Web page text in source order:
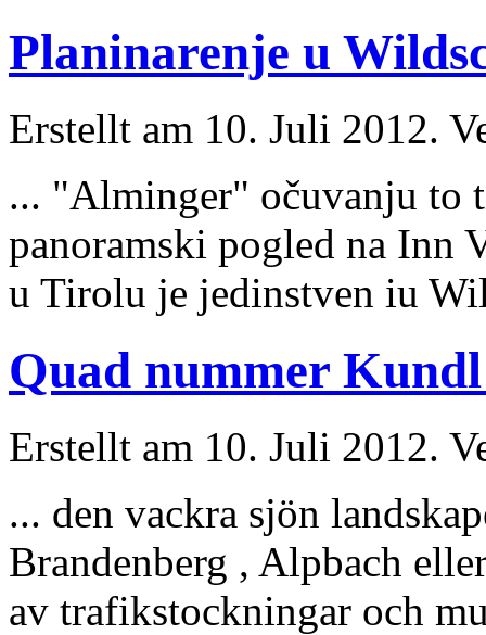
Planinarenje u
Erstellt am 10. Juli 2012.
... "Alminger" očuvanju to
panoramski pogled na
u Tirolu je jedinstven iu
Quad nummer
Erstellt am 10. Juli 2012.
... den vackra sjön
Brandenberg , Alpbach
av trafikstockningar och